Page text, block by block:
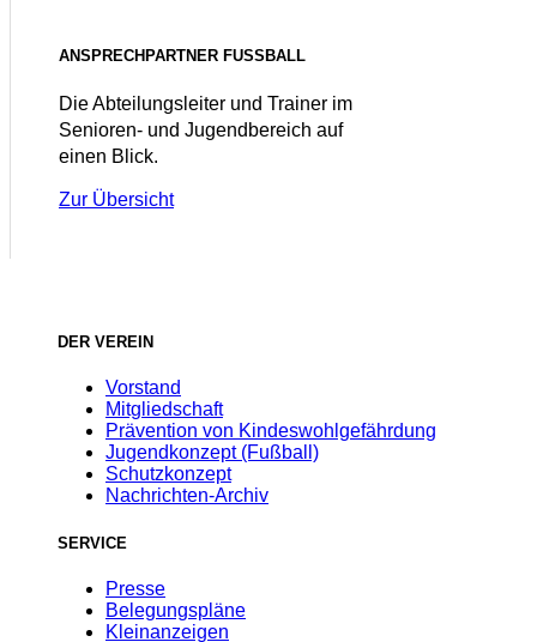
ANSPRECHPARTNER FUSSBALL
Die Abteilungsleiter und Trainer im
Senioren- und Jugendbereich auf
einen Blick.
Zur Übersicht
DER VEREIN
Vorstand
Mitgliedschaft
Prävention von Kindeswohlgefährdung
Jugendkonzept (Fußball)
Schutzkonzept
Nachrichten-Archiv
SERVICE
Presse
Belegungspläne
Kleinanzeigen